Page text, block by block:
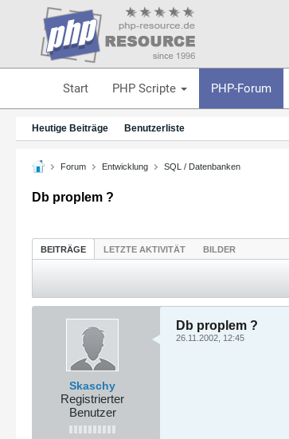
Start PHP Scripte PHP-Forum
Heutige Beiträge Benutzerliste
Forum Entwicklung SQL / Datenbanken
Db proplem ?
BEITRÄGE LETZTE AKTIVITÄT BILDER
Skaschy
Registrierter
Benutzer
Db proplem ?
26.11.2002, 12:45